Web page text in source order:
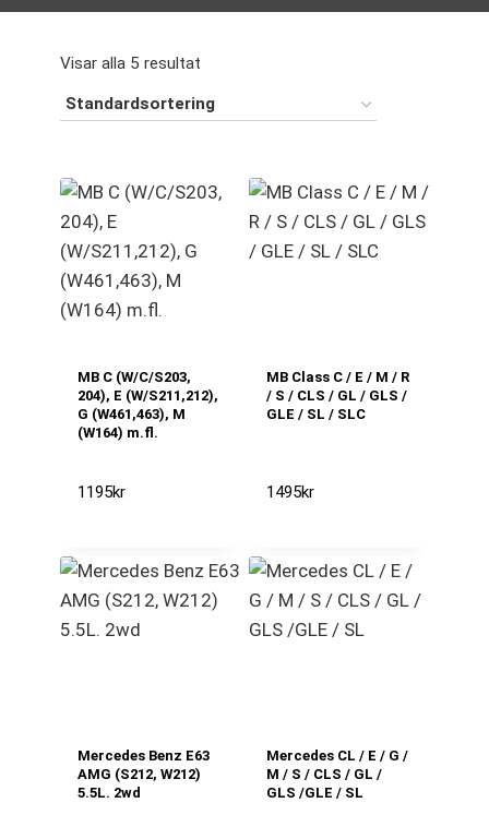
Visar alla 5 resultat
MB C (W/C/S203,
204), E (W/S211,212),
G (W461,463), M
(W164) m.fl.
1195kr
MB Class C / E / M / R
/ S / CLS / GL / GLS /
GLE / SL / SLC
1495kr
Mercedes Benz E63
AMG (S212, W212)
5.5L. 2wd
Mercedes CL / E / G /
M / S / CLS / GL /
GLS /GLE / SL